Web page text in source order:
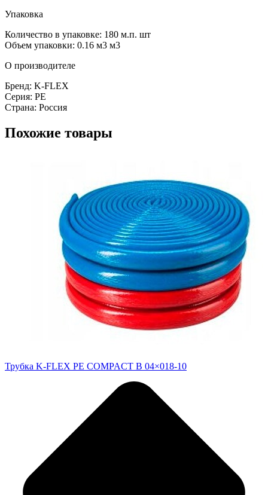
Упаковка
Количество в упаковке: 180 м.п. шт
Объем упаковки: 0.16 м3 м3
О производителе
Бренд: K-FLEX
Серия: PE
Страна: Россия
Похожие товары
Трубка K-FLEX PE COMPACT B 04×018-10